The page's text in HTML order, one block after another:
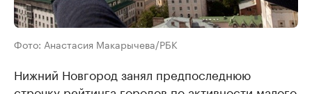
Фото: Анастасия Макарычева/РБК
Нижний Новгород занял предпоследнюю